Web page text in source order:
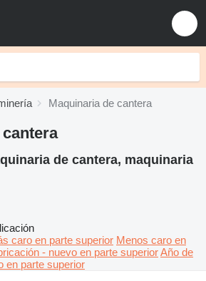
Maquinaria de cantera
de cantera, maquinaria
caro en parte superior Menos caro en
- nuevo en parte superiorAño de
en parte superior